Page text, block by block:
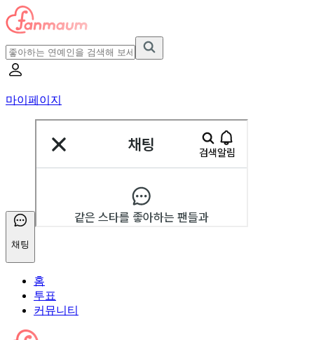
마이페이지
채팅
홈
투표
커뮤니티